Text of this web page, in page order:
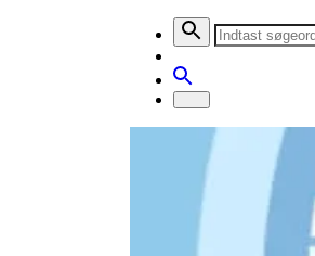
Få overblik